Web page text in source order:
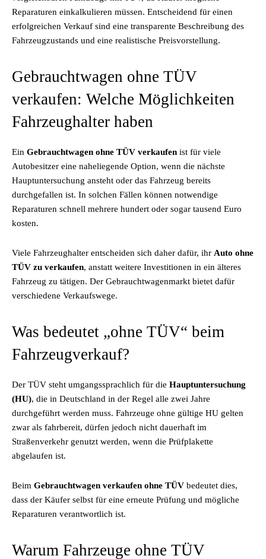
Reparaturen einkalkulieren müssen. Entscheidend für einen
erfolgreichen Verkauf sind eine transparente Beschreibung des
Fahrzeugzustands und eine realistische Preisvorstellung.
Gebrauchtwagen ohne TÜV
verkaufen: Welche Möglichkeiten
Fahrzeughalter haben
Ein Gebrauchtwagen ohne TÜV verkaufen ist für viele
Autobesitzer eine naheliegende Option, wenn die nächste
Hauptuntersuchung ansteht oder das Fahrzeug bereits
durchgefallen ist. In solchen Fällen können notwendige
Reparaturen schnell mehrere hundert oder sogar tausend Euro
kosten.
Viele Fahrzeughalter entscheiden sich daher dafür, ihr Auto ohne
TÜV zu verkaufen, anstatt weitere Investitionen in ein älteres
Fahrzeug zu tätigen. Der Gebrauchtwagenmarkt bietet dafür
verschiedene Verkaufswege.
Was bedeutet „ohne TÜV“ beim
Fahrzeugverkauf?
Der TÜV steht umgangssprachlich für die Hauptuntersuchung
(HU), die in Deutschland in der Regel alle zwei Jahre
durchgeführt werden muss. Fahrzeuge ohne gültige HU gelten
zwar als fahrbereit, dürfen jedoch nicht dauerhaft im
Straßenverkehr genutzt werden, wenn die Prüfplakette
abgelaufen ist.
Beim Gebrauchtwagen verkaufen ohne TÜV bedeutet dies,
dass der Käufer selbst für eine erneute Prüfung und mögliche
Reparaturen verantwortlich ist.
Warum Fahrzeuge ohne TÜV